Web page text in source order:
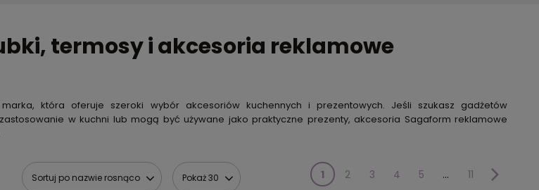
termosy i akcesoria reklamowe
która oferuje szeroki wybór akcesoriów kuchennych i prezentowych. Jeśli szukasz gadżetów
w kuchni lub mogą być używane jako praktyczne prezenty, akcesoria Sagaform reklamowe
Sortuj po nazwie rosnąco Pokaż 30 1 2 3 4 5 ... 11